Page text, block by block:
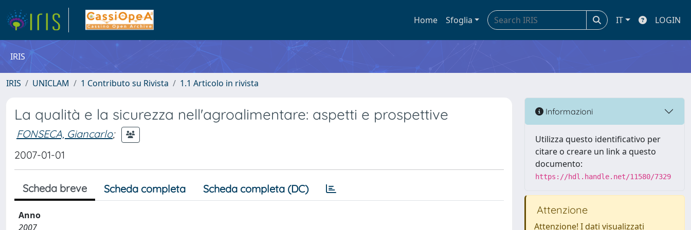
Home Sfoglia IT LOGIN
IRIS
IRIS UNICLAM 1 Contributo su Rivista 1.1 Articolo in rivista
La qualità e la sicurezza nell'agroalimentare: aspetti e prospettive
FONSECA, Giancarlo;
2007-01-01
Scheda breve Scheda completa Scheda completa (DC)
Anno
2007
Informazioni
Utilizza questo identificativo per
citare o creare un link a questo
documento:
https://hdl.handle.net/11580/7329
Attenzione
Attenzione! I dati visualizzati